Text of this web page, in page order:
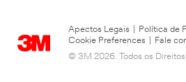
Apectos Legais Política de
Cookie Preferences
Fale
© 3M 2026. Todos os Direitos